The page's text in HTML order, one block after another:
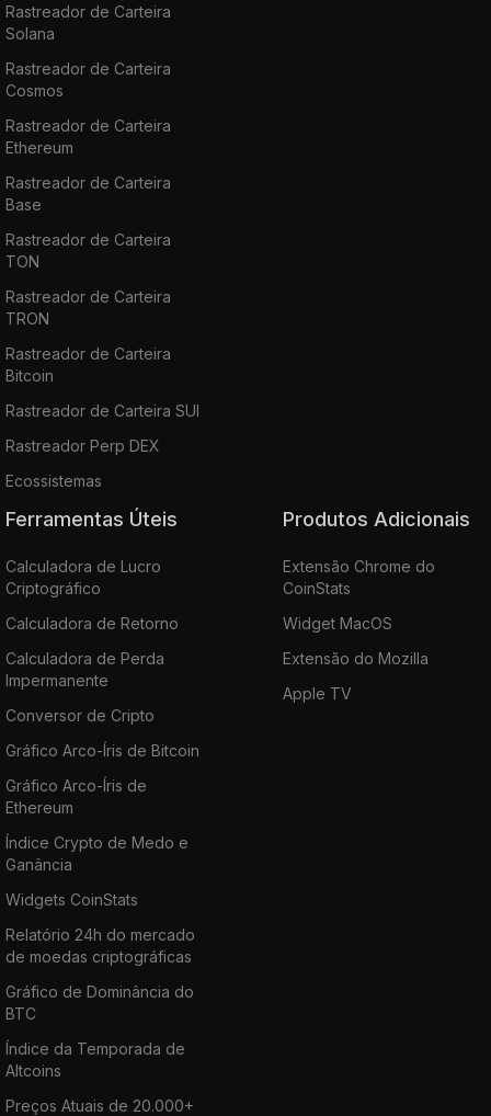
Rastreador de Carteira
Solana
Rastreador de Carteira
Cosmos
Rastreador de Carteira
Ethereum
Rastreador de Carteira
Base
Rastreador de Carteira
TON
Rastreador de Carteira
TRON
Rastreador de Carteira
Bitcoin
Rastreador de Carteira SUI
Rastreador Perp DEX
Ecossistemas
Ferramentas Úteis
Calculadora de Lucro
Criptográfico
Calculadora de Retorno
Calculadora de Perda
Impermanente
Conversor de Cripto
Gráfico Arco-Íris de Bitcoin
Gráfico Arco-Íris de
Ethereum
Índice Crypto de Medo e
Ganância
Widgets CoinStats
Relatório 24h do mercado
de moedas criptográficas
Gráfico de Dominância do
BTC
Índice da Temporada de
Altcoins
Preços Atuais de 20.000+
Produtos Adicionais
Extensão Chrome do
CoinStats
Widget MacOS
Extensão do Mozilla
Apple TV